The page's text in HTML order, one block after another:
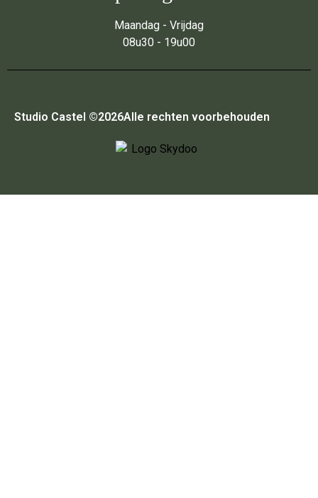
Maandag - Vrijdag
08u30 - 19u00
Studio Castel ©2026Alle rechten voorbehouden